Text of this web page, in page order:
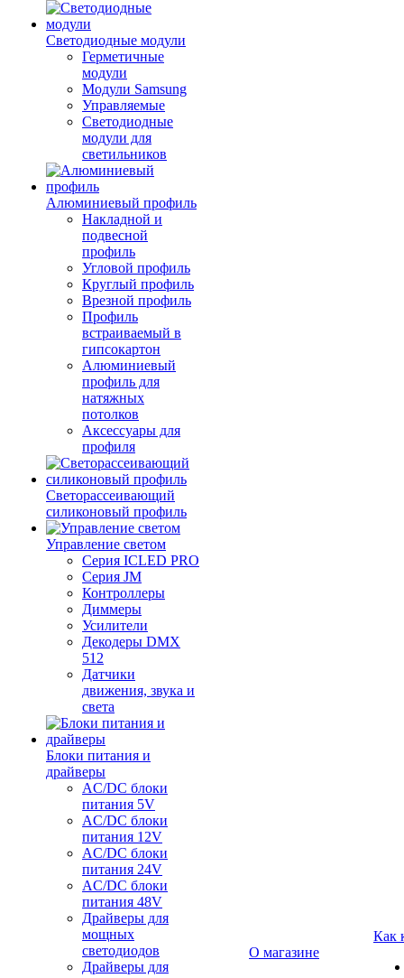
Светодиодные модули
Герметичные
модули
Модули Samsung
Управляемые
Светодиодные
модули для
светильников
Алюминиевый профиль
Накладной и
подвесной
профиль
Угловой профиль
Круглый профиль
Врезной профиль
Профиль
встраиваемый в
гипсокартон
Алюминиевый
профиль для
натяжных
потолков
Аксессуары для
профиля
Светорассеивающий
силиконовый профиль
Управление светом
Серия ICLED PRO
Серия JM
Контроллеры
Диммеры
Усилители
Декодеры DMX
512
Датчики
движения, звука и
света
Блоки питания и
драйверы
AC/DC блоки
питания 5V
AC/DC блоки
питания 12V
AC/DC блоки
питания 24V
AC/DC блоки
питания 48V
Драйверы для
мощных
светодиодов
Драйверы для
О магазине
Как